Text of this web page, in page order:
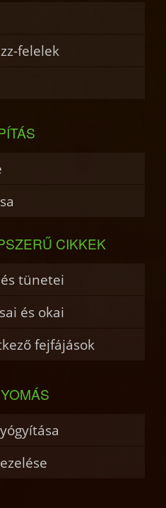
felelek
CIKKEK
tünetei
és okai
fejfájások